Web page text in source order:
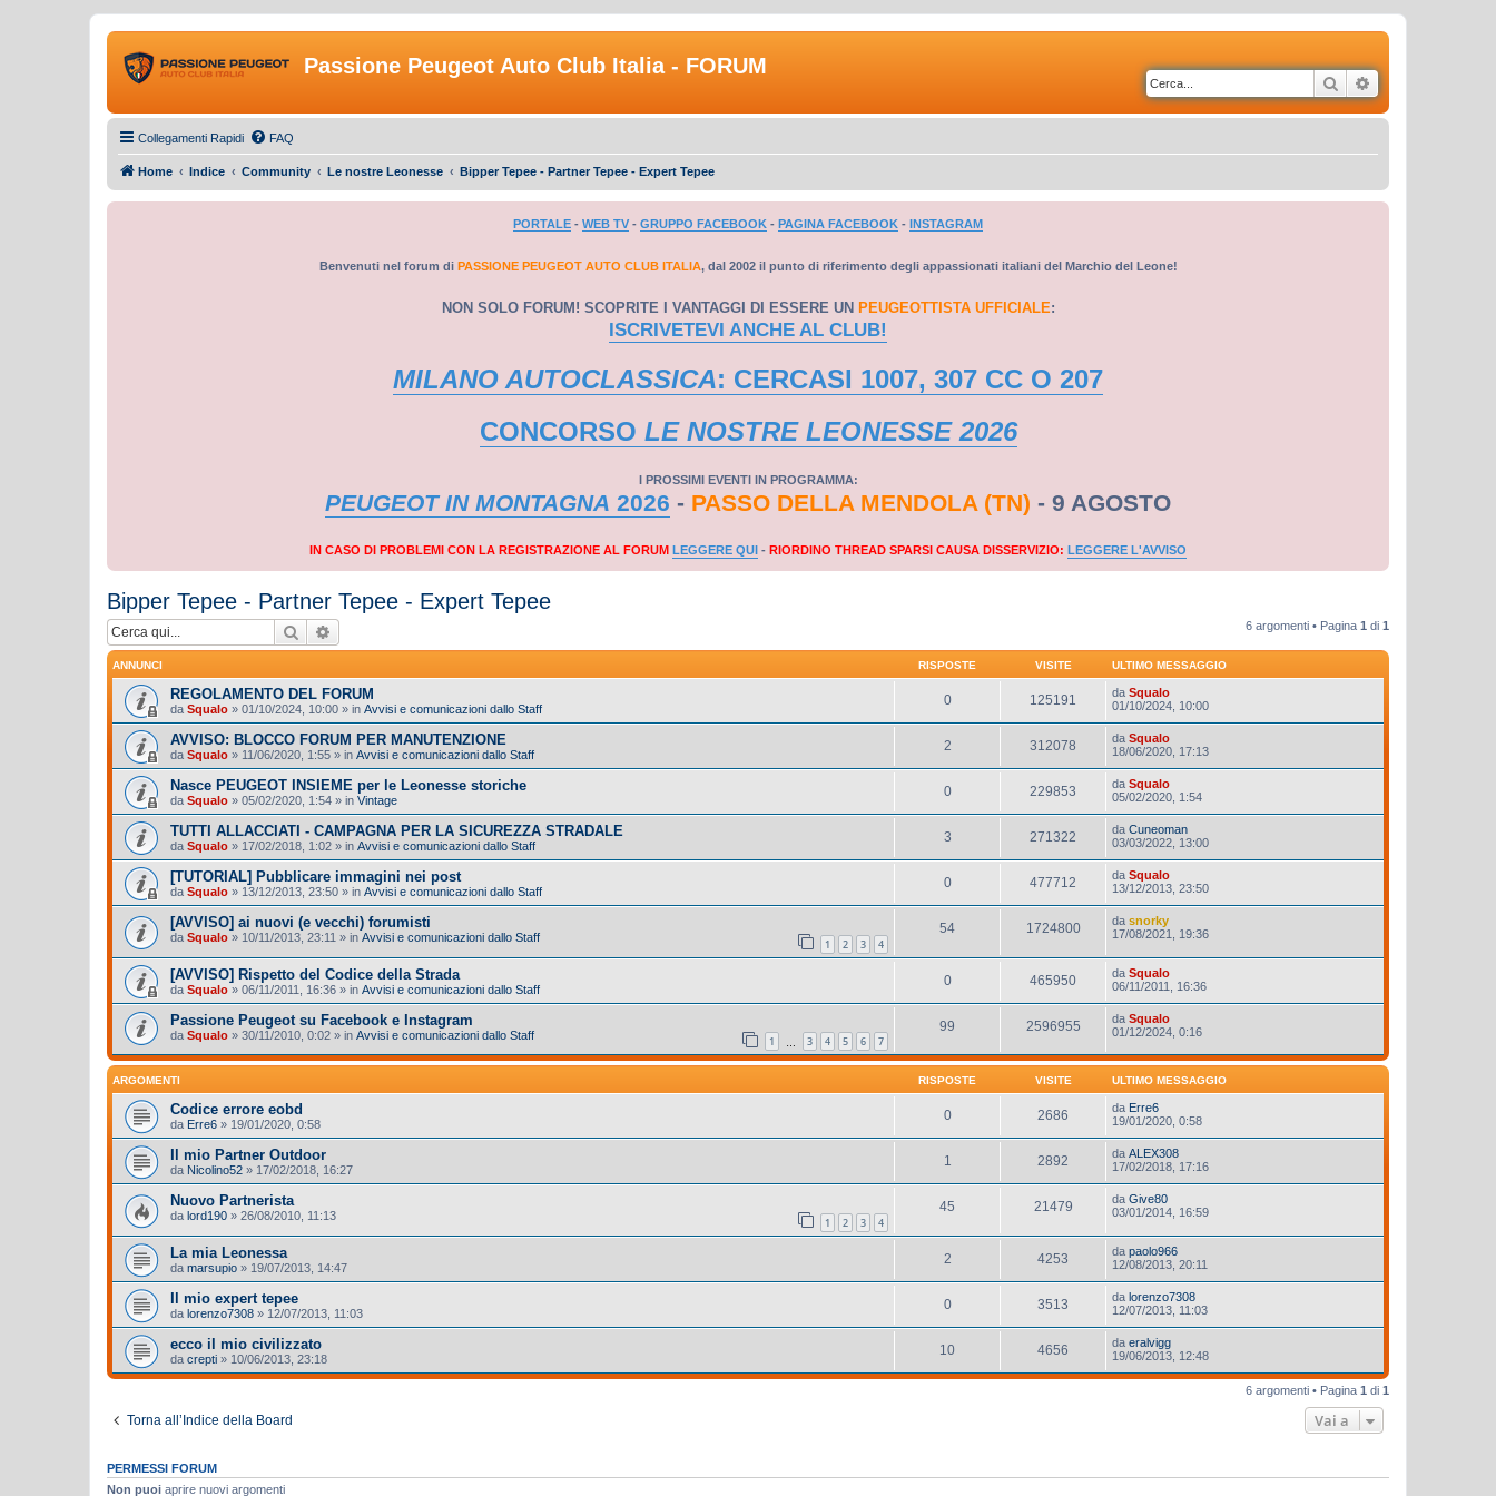
Passione Peugeot Auto Club Italia - FORUM
Cerca
Collegamenti Rapidi FAQ
Home Indice Community Le nostre Leonesse Bipper Tepee - Partner Tepee - Expert Tepee
PORTALE - WEB TV - GRUPPO FACEBOOK - PAGINA FACEBOOK - INSTAGRAM
Benvenuti nel forum di PASSIONE PEUGEOT AUTO CLUB ITALIA, dal 2002 il punto di riferimento degli appassionati italiani del Marchio del Leone!
NON SOLO FORUM! SCOPRITE I VANTAGGI DI ESSERE UN PEUGEOTTISTA UFFICIALE:
ISCRIVETEVI ANCHE AL CLUB!
MILANO AUTOCLASSICA: CERCASI 1007, 307 CC O 207
CONCORSO LE NOSTRE LEONESSE 2026
I PROSSIMI EVENTI IN PROGRAMMA:
PEUGEOT IN MONTAGNA 2026 - PASSO DELLA MENDOLA (TN) - 9 AGOSTO
IN CASO DI PROBLEMI CON LA REGISTRAZIONE AL FORUM LEGGERE QUI - RIORDINO THREAD SPARSI CAUSA DISSERVIZIO: LEGGERE L'AVVISO
Bipper Tepee - Partner Tepee - Expert Tepee
Cerca 6 argomenti • Pagina 1 di 1
ANNUNCI RISPOSTE VISITE ULTIMO MESSAGGIO
REGOLAMENTO DEL FORUM
da Squalo » 01/10/2024, 10:00 » in Avvisi e comunicazioni dallo Staff
0 125191 da Squalo
01/10/2024, 10:00
AVVISO: BLOCCO FORUM PER MANUTENZIONE
da Squalo » 11/06/2020, 1:55 » in Avvisi e comunicazioni dallo Staff
2 312078 da Squalo
18/06/2020, 17:13
Nasce PEUGEOT INSIEME per le Leonesse storiche
da Squalo » 05/02/2020, 1:54 » in Vintage
0 229853 da Squalo
05/02/2020, 1:54
TUTTI ALLACCIATI - CAMPAGNA PER LA SICUREZZA STRADALE
da Squalo » 17/02/2018, 1:02 » in Avvisi e comunicazioni dallo Staff
3 271322 da Cuneoman
03/03/2022, 13:00
[TUTORIAL] Pubblicare immagini nei post
da Squalo » 13/12/2013, 23:50 » in Avvisi e comunicazioni dallo Staff
0 477712 da Squalo
13/12/2013, 23:50
[AVVISO] ai nuovi (e vecchi) forumisti
da Squalo » 10/11/2013, 23:11 » in Avvisi e comunicazioni dallo Staff 1 2 3 4
54 1724800 da snorky
17/08/2021, 19:36
[AVVISO] Rispetto del Codice della Strada
da Squalo » 06/11/2011, 16:36 » in Avvisi e comunicazioni dallo Staff
0 465950 da Squalo
06/11/2011, 16:36
Passione Peugeot su Facebook e Instagram
da Squalo » 30/11/2010, 0:02 » in Avvisi e comunicazioni dallo Staff 1 3 4 5 6 7
99 2596955 da Squalo
01/12/2024, 0:16
ARGOMENTI RISPOSTE VISITE ULTIMO MESSAGGIO
Codice errore eobd
da Erre6 » 19/01/2020, 0:58
0 2686 da Erre6
19/01/2020, 0:58
Il mio Partner Outdoor
da Nicolino52 » 17/02/2018, 16:27
1 2892 da ALEX308
17/02/2018, 17:16
Nuovo Partnerista
da lord190 » 26/08/2010, 11:13 1 2 3 4
45 21479 da Give80
03/01/2014, 16:59
La mia Leonessa
da marsupio » 19/07/2013, 14:47
2 4253 da paolo966
12/08/2013, 20:11
Il mio expert tepee
da lorenzo7308 » 12/07/2013, 11:03
0 3513 da lorenzo7308
12/07/2013, 11:03
ecco il mio civilizzato
da crepti » 10/06/2013, 23:18
10 4656 da eralvigg
19/06/2013, 12:48
6 argomenti • Pagina 1 di 1
Torna all’Indice della Board Vai a
PERMESSI FORUM
Non puoi aprire nuovi argomenti